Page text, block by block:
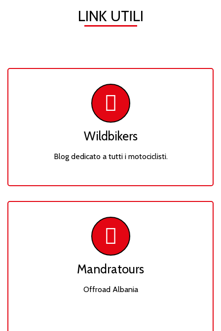
LINK UTILI
Wildbikers
Blog dedicato a tutti i motociclisti.
Mandratours
Offroad Albania